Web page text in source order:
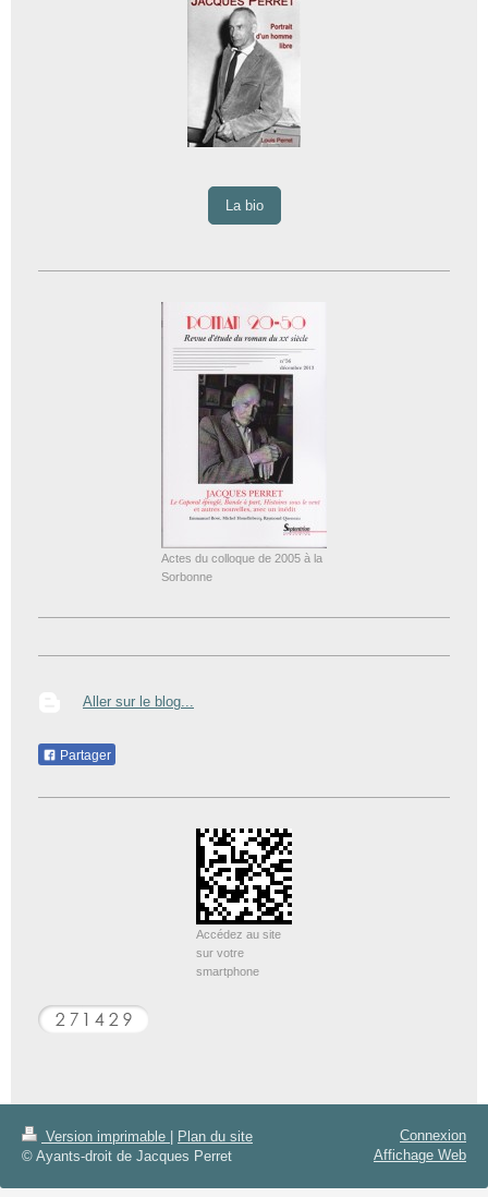
La bio
Actes du colloque de 2005 à la
Sorbonne
Aller sur le blog...
Partager
Accédez au site
sur votre
smartphone
Version imprimable
Plan du site
© Ayants-droit de Jacques Perret
Connexion
Affichage Web